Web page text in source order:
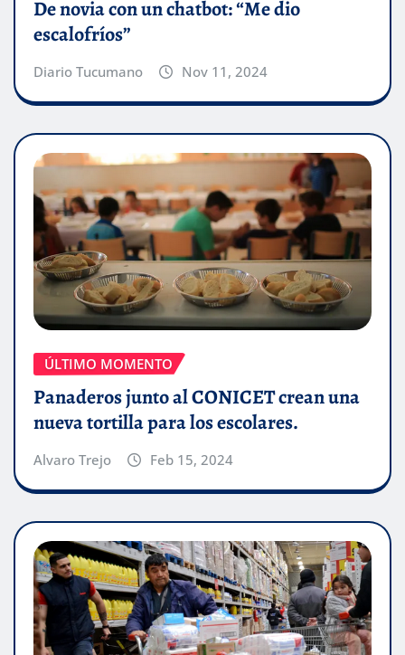
De novia con un chatbot: “Me dio
escalofríos”
Diario Tucumano Nov 11, 2024
ÚLTIMO MOMENTO
Panaderos junto al CONICET crean una
nueva tortilla para los escolares.
Alvaro Trejo Feb 15, 2024